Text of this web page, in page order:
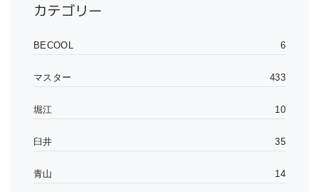
カテゴリー
BECOOL 6
マスター 433
堀江 10
臼井 35
青山 14